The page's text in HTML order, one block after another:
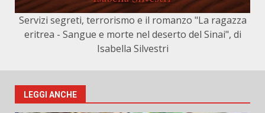
Servizi segreti, terrorismo e il romanzo "La ragazza
eritrea - Sangue e morte nel deserto del Sinai", di
Isabella Silvestri
LEGGI ANCHE